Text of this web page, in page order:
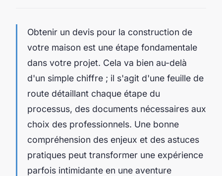
Obtenir un devis pour la construction de
votre maison est une étape fondamentale
dans votre projet. Cela va bien au-delà
d'un simple chiffre ; il s'agit d'une feuille de
route détaillant chaque étape du
processus, des documents nécessaires aux
choix des professionnels. Une bonne
compréhension des enjeux et des astuces
pratiques peut transformer une expérience
parfois intimidante en une aventure